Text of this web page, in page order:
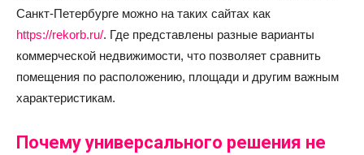
Санкт-Петербурге можно на таких сайтах как
https://rekorb.ru/. Где представлены разные варианты
коммерческой недвижимости, что позволяет сравнить
помещения по расположению, площади и другим важным
характеристикам.
Почему универсального решения не